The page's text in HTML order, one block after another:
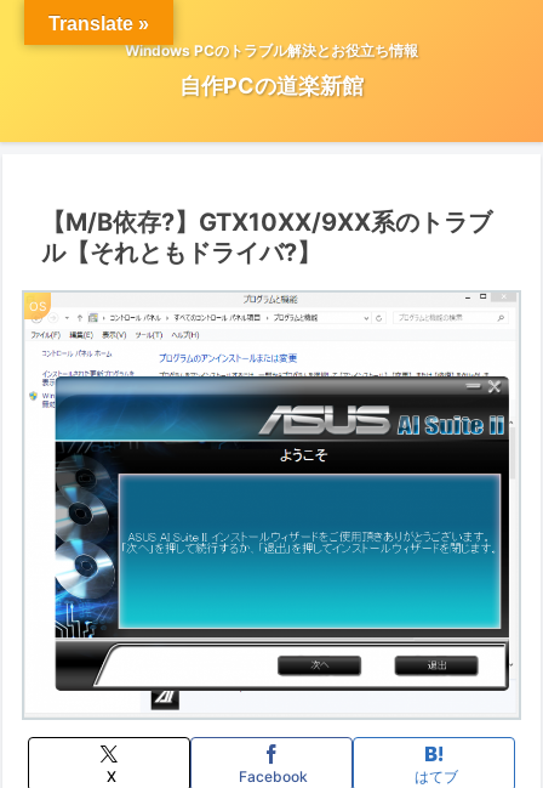
Windows PCのトラブル解決とお役立ち情報
自作PCの道楽新館
【M/B依存?】GTX10XX/9XX系のトラブ
ル【それともドライバ?】
OS
X Facebook はてブ
Translate »